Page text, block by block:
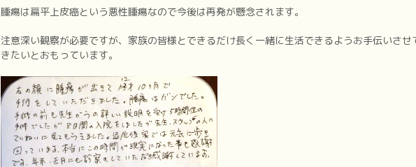
腫瘍は扁平上皮癌という悪性腫瘍なので今後は再発が懸念されます。
注意深い観察が必要ですが、家族の皆様とできるだけ長く一緒に生活できるようお手伝いさせ
きたいとおもっています。